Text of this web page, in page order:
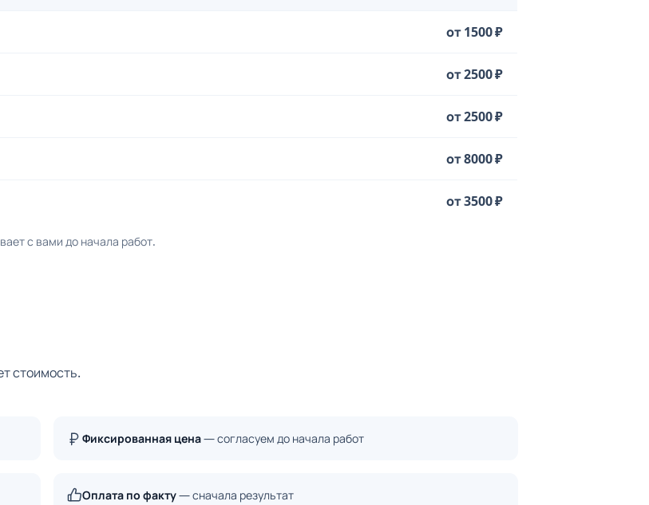
от 1500 ₽
от 2500 ₽
от 2500 ₽
от 8000 ₽
от 3500 ₽
с вами до начала работ.
стоимость.
Фиксированная цена— согласуем до начала работ
Оплата по факту— сначала результат